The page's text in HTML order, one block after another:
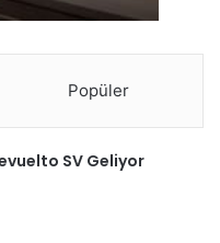
Popüler
SV Geliyor